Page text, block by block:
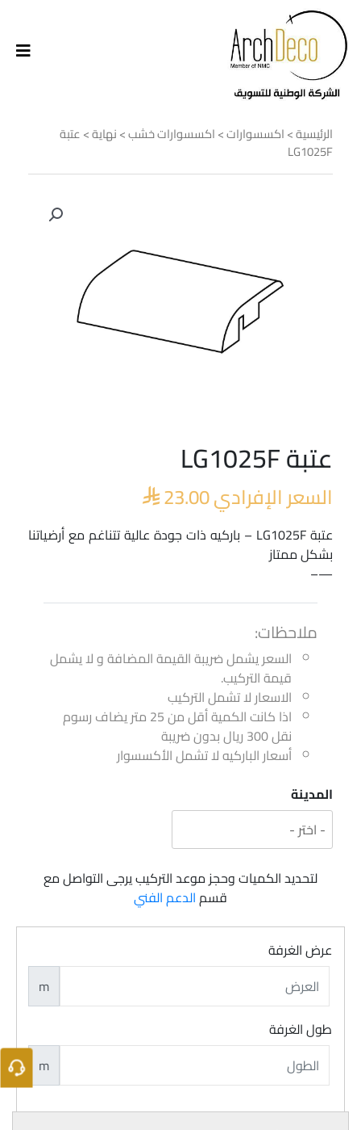
الرئيسية>اكسسوارات>اكسسوارات خشب>نهاية> عتبة
LG1025F
عتبة LG1025F
السعر الإفرادي 23.00
عتبة LG1025F – باركيه ذات جودة عالية تتناغم مع أرضياتنا
بشكل ممتاز
—–
ملاحظات:
السعر يشمل ضريبة القيمة المضافة و لا يشمل
قيمة التركيب.
الاسعار لا تشمل التركيب
اذا كانت الكمية أقل من 25 متر يضاف رسوم
نقل 300 ريال بدون ضريبة
أسعار الباركيه لا تشمل الأكسسوار
المدينة
لتحديد الكميات وحجز موعد التركيب يرجى التواصل مع
قسمالدعم الفني
عرض الغرفة
m
طول الغرفة
m